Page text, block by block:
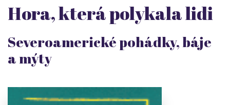
Hora, která polykala lidi
Severoamerické pohádky, báje
a mýty